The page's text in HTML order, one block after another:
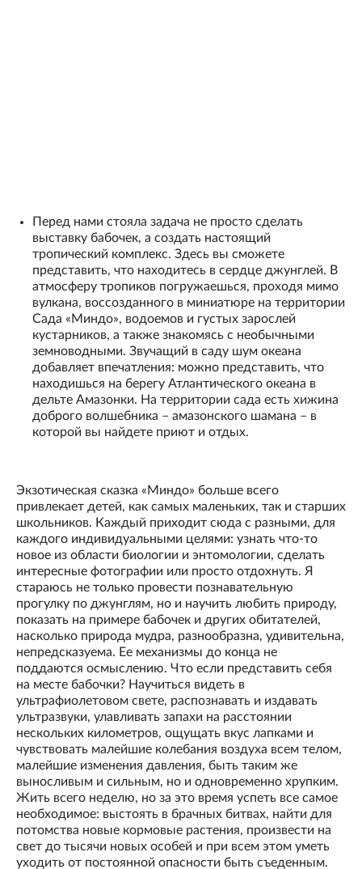
Перед нами стояла задача не просто сделать
выставку бабочек, а создать настоящий
тропический комплекс. Здесь вы сможете
представить, что находитесь в сердце джунглей. В
атмосферу тропиков погружаешься, проходя мимо
вулкана, воссозданного в миниатюре на территории
Сада «Миндо», водоемов и густых зарослей
кустарников, а также знакомясь с необычными
земноводными. Звучащий в саду шум океана
добавляет впечатления: можно представить, что
находишься на берегу Атлантического океана в
дельте Амазонки. На территории сада есть хижина
доброго волшебника – амазонского шамана – в
которой вы найдете приют и отдых.
Экзотическая сказка «Миндо» больше всего
привлекает детей, как самых маленьких, так и старших
школьников. Каждый приходит сюда с разными, для
каждого индивидуальными целями: узнать что-то
новое из области биологии и энтомологии, сделать
интересные фотографии или просто отдохнуть. Я
стараюсь не только провести познавательную
прогулку по джунглям, но и научить любить природу,
показать на примере бабочек и других обитателей,
насколько природа мудра, разнообразна, удивительна,
непредсказуема. Ее механизмы до конца не
поддаются осмыслению. Что если представить себя
на месте бабочки? Научиться видеть в
ультрафиолетовом свете, распознавать и издавать
ультразвуки, улавливать запахи на расстоянии
нескольких километров, ощущать вкус лапками и
чувствовать малейшие колебания воздуха всем телом,
малейшие изменения давления, быть таким же
выносливым и сильным, но и одновременно хрупким.
Жить всего неделю, но за это время успеть все самое
необходимое: выстоять в брачных битвах, найти для
потомства новые кормовые растения, произвести на
свет до тысячи новых особей и при всем этом уметь
уходить от постоянной опасности быть съеденным.